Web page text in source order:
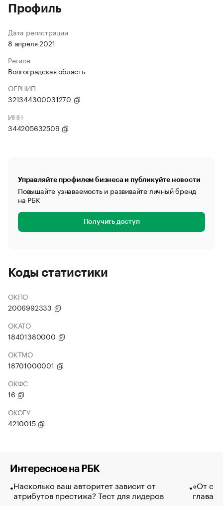
Профиль
Дата регистрации
8 апреля 2021
Регион
Волгоградская область
ОГРНИП
321344300031270
ИНН
344205632509
Управляйте профилем бизнеса и публикуйте новости
Повышайте узнаваемость и развивайте личный бренд
на РБК
Получить доступ
Коды статистики
ОКПО
2006992333
ОКАТО
18401380000
ОКТМО
18701000001
ОКФС
16
ОКОГУ
4210015
Интересное на РБК
Насколько ваш авторитет зависит от
атрибутов престижа? Тест для лидеров
«От
глава